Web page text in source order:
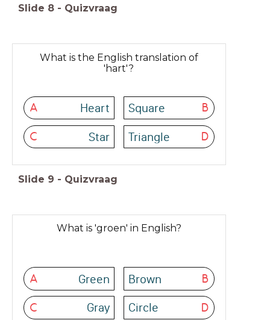
Slide 8 - Quizvraag
What is the English translation of
'hart'?
A Heart B
Square
C Star D
Triangle
Slide 9 - Quizvraag
What is 'groen' in English?
A Green B
Brown
C Gray D
Circle